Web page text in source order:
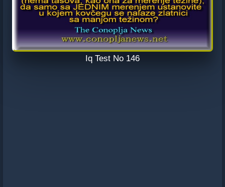
Iq Test No 146